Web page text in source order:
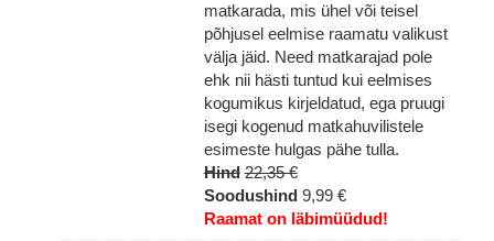
matkarada, mis ühel või teisel
põhjusel eelmise raamatu valikust
välja jäid. Need matkarajad pole
ehk nii hästi tuntud kui eelmises
kogumikus kirjeldatud, ega pruugi
isegi kogenud matkahuvilistele
esimeste hulgas pähe tulla.
Hind 22,35 €
Soodushind 9,99 €
Raamat on läbimüüdud!